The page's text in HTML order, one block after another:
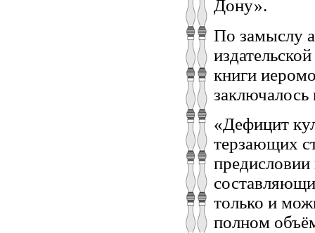
Дону».
По замыслу
книги
заключалось
«Дефицит
терзающих
только и
полном